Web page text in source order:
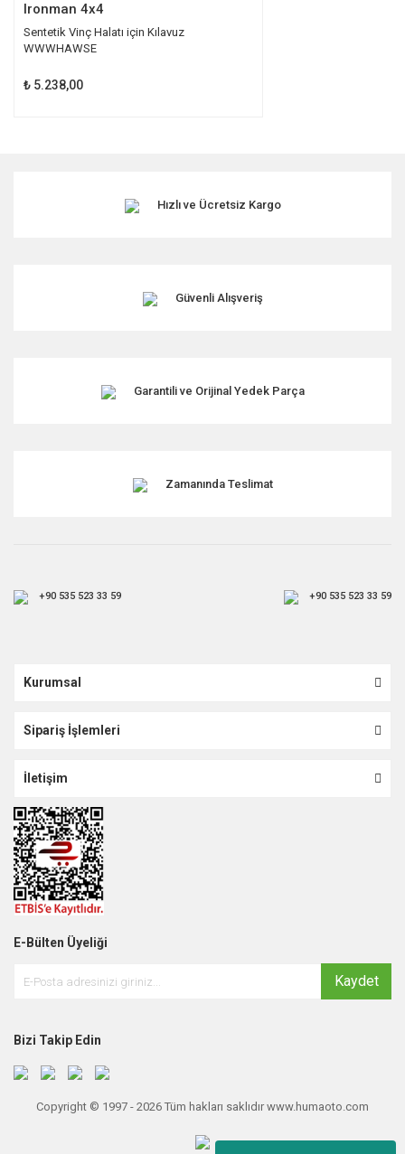
Ironman 4x4
Sentetik Vinç Halatı için Kılavuz
WWWHAWSE
₺ 5.238,00
Hızlı ve Ücretsiz Kargo
Güvenli Alışveriş
Garantili ve Orijinal Yedek Parça
Zamanında Teslimat
+90 535 523 33 59 +90 535 523 33 59
Kurumsal
Sipariş İşlemleri
İletişim
E-Bülten Üyeliği
Kaydet
Bizi Takip Edin
Copyright © 1997 - 2026 Tüm hakları saklıdır www.humaoto.com